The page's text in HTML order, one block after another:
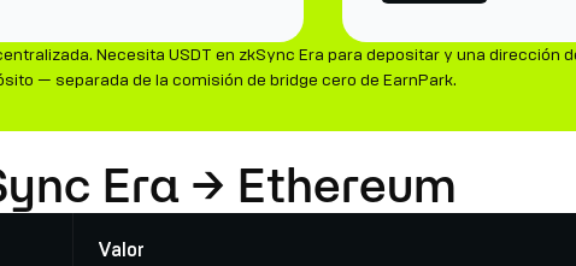
Necesita USDT en zkSync Era para depositar y una dirección
— separada de la comisión de bridge cero de EarnPark.
Era → Ethereum
Valor